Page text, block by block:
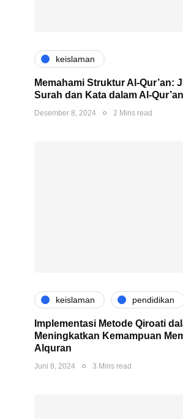
keislaman
Memahami Struktur Al-Qur’an:
Surah dan Kata dalam Al-Qur’an
Desember 8, 2024 2 Mins read
keislaman pendidikan
Implementasi Metode Qiroati
Meningkatkan Kemampuan
Alquran
Juni 8, 2024 3 Mins read